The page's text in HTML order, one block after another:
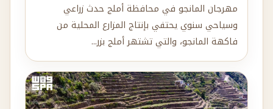
مهرجان المانجو في محافظة أملج حدث زراعي
وسياحي سنوي يحتفي بإنتاج المزارع المحلية من
فاكهة المانجو، والتي تشتهر أملج بزر...